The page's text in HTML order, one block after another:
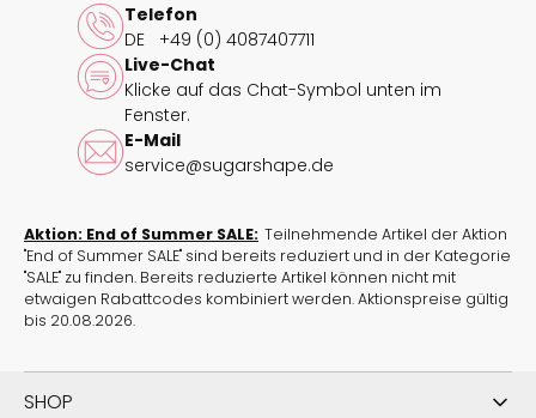
Telefon
DE
+49 (0) 4087407711
Live-Chat
Klicke auf das Chat-Symbol unten im
Fenster.
E-Mail
service@sugarshape.de
Aktion: End of Summer SALE: Teilnehmende Artikel der Aktion
"End of Summer SALE" sind bereits reduziert und in der Kategorie
"SALE" zu finden. Bereits reduzierte Artikel können nicht mit
etwaigen Rabattcodes kombiniert werden. Aktionspreise gültig
bis 20.08.2026.
SHOP